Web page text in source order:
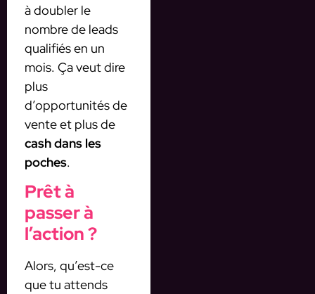
à doubler le
nombre de leads
qualifiés en un
mois. Ça veut dire
plus
d’opportunités de
vente et plus de
cash dans les
poches.
Prêt à
passer à
l’action ?
Alors, qu’est-ce
que tu attends